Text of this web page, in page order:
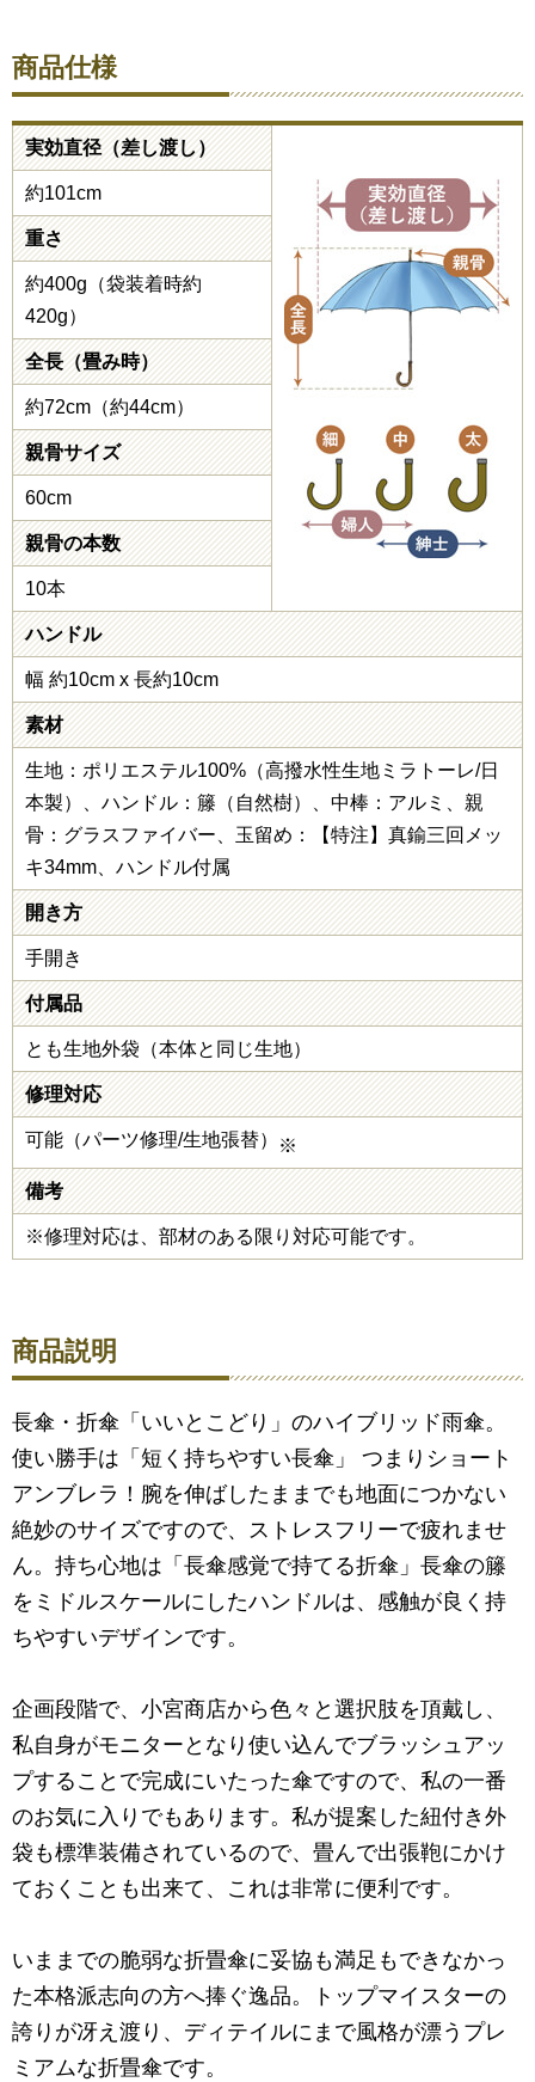
商品仕様
実効直径（差し渡し）
約101cm
重さ
約400g（袋装着時約
420g）
全長（畳み時）
約72cm（約44cm）
親骨サイズ
60cm
親骨の本数
10本
ハンドル
幅 約10cm x 長約10cm
素材
生地：ポリエステル100%（高撥水性生地ミラトーレ/日
本製）、ハンドル：籐（自然樹）、中棒：アルミ、親
骨：グラスファイバー、玉留め：【特注】真鍮三回メッ
キ34mm、ハンドル付属
開き方
手開き
付属品
とも生地外袋（本体と同じ生地）
修理対応
可能（パーツ修理/生地張替） ※
備考
※修理対応は、部材のある限り対応可能です。
商品説明
長傘・折傘「いいとこどり」のハイブリッド雨傘。
使い勝手は「短く持ちやすい長傘」 つまりショート
アンブレラ！腕を伸ばしたままでも地面につかない
絶妙のサイズですので、ストレスフリーで疲れませ
ん。持ち心地は「長傘感覚で持てる折傘」長傘の籐
をミドルスケールにしたハンドルは、感触が良く持
ちやすいデザインです。
企画段階で、小宮商店から色々と選択肢を頂戴し、
私自身がモニターとなり使い込んでブラッシュアッ
プすることで完成にいたった傘ですので、私の一番
のお気に入りでもあります。私が提案した紐付き外
袋も標準装備されているので、畳んで出張鞄にかけ
ておくことも出来て、これは非常に便利です。
いままでの脆弱な折畳傘に妥協も満足もできなかっ
た本格派志向の方へ捧ぐ逸品。トップマイスターの
誇りが冴え渡り、ディテイルにまで風格が漂うプレ
ミアムな折畳傘です。